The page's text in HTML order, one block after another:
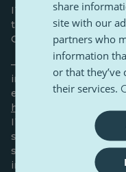
ITER è un progetto
tra cui l'Unione
Corea del Sud, il
— Abbiamo
innovative alternative
energetico mondiale
ha sottolineato
ITER — Il contributo
straordinario. La Cina
supporto politico, e
innovativi e specifici
share
site with our
partners who
information
or that
their services.